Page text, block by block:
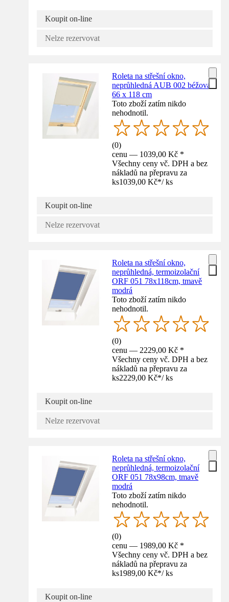
Koupit on-line
Nelze rezervovat
Roleta na střešní okno,
neprůhledná AUB 002 béžová
66 x 118 cm
Toto zboží zatím nikdo
nehodnotil.
(0)
cenu — 1039,00 Kč *
Všechny ceny vč. DPH a bez
nákladů na přepravu za
ks1039,00 Kč*/ ks
Koupit on-line
Nelze rezervovat
Roleta na střešní okno,
neprůhledná, termoizolační
ORF 051 78x118cm, tmavě
modrá
Toto zboží zatím nikdo
nehodnotil.
(0)
cenu — 2229,00 Kč *
Všechny ceny vč. DPH a bez
nákladů na přepravu za
ks2229,00 Kč*/ ks
Koupit on-line
Nelze rezervovat
Roleta na střešní okno,
neprůhledná, termoizolační
ORF 051 78x98cm, tmavě
modrá
Toto zboží zatím nikdo
nehodnotil.
(0)
cenu — 1989,00 Kč *
Všechny ceny vč. DPH a bez
nákladů na přepravu za
ks1989,00 Kč*/ ks
Koupit on-line